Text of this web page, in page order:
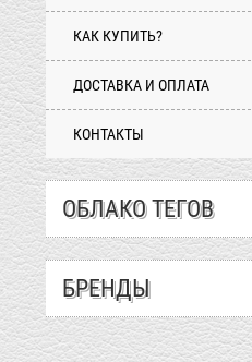
КАК КУПИТЬ?
ДОСТАВКА И ОПЛАТА
КОНТАКТЫ
ОБЛАКО ТЕГОВ
БРЕНДЫ